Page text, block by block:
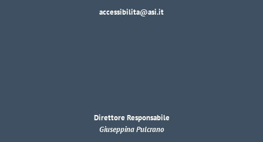
accessibilita@asi.it
Direttore Responsabile
Giuseppina Pulcrano